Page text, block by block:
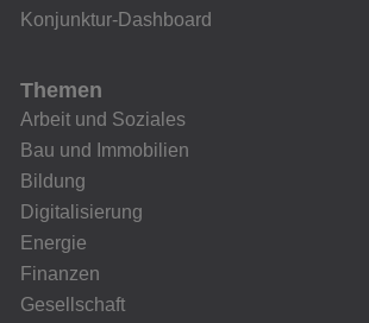
Konjunktur-Dashboard
Themen
Arbeit und Soziales
Bau und Immobilien
Bildung
Digitalisierung
Energie
Finanzen
Gesellschaft